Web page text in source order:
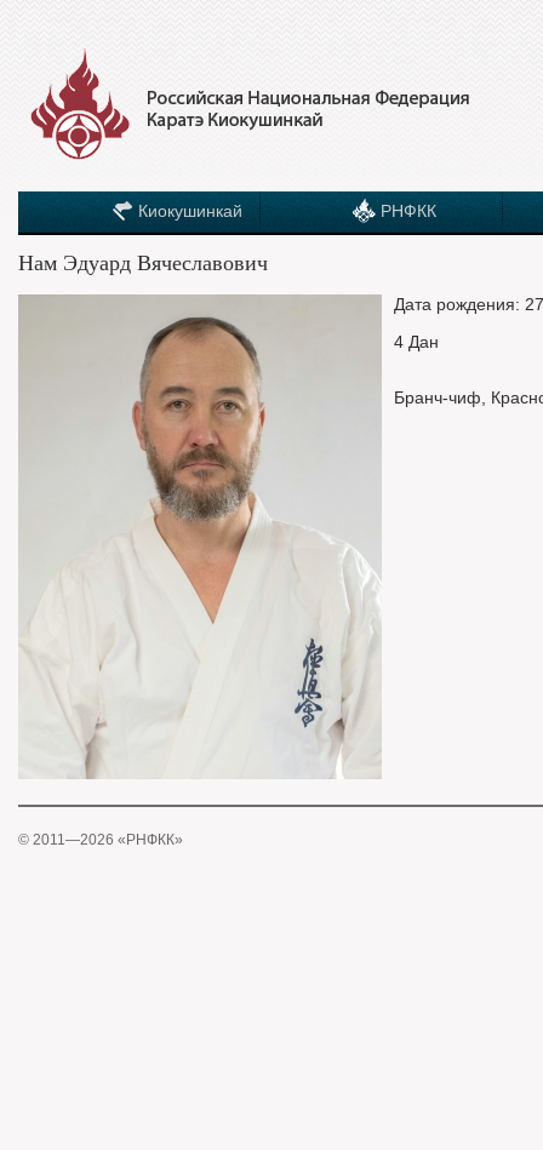
Киокушинкай РНФКК
Нам Эдуард Вячеславович
Дата рождения:
4 Дан
Бранч-чиф,
© 2011—2026 «РНФКК»